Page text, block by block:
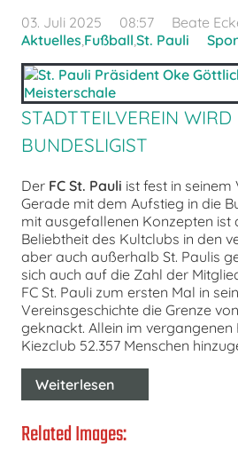
03. Juli 2025 08:57
Beate
Aktuelles Fußball St. Pauli
STADTTEILVEREIN WIRD
BUNDESLIGIST
Der FC St. Pauli ist fest in
Gerade mit dem Aufstieg in die
mit ausgefallenen Konzepten ist
Beliebtheit des Kultclubs in den
aber auch außerhalb St. Paulis
sich auch auf die Zahl der
FC St. Pauli zum ersten Mal in
Vereinsgeschichte die Grenze von
geknackt. Allein im
Kiezclub 52.357 Menschen
Weiterlesen
Related Images: